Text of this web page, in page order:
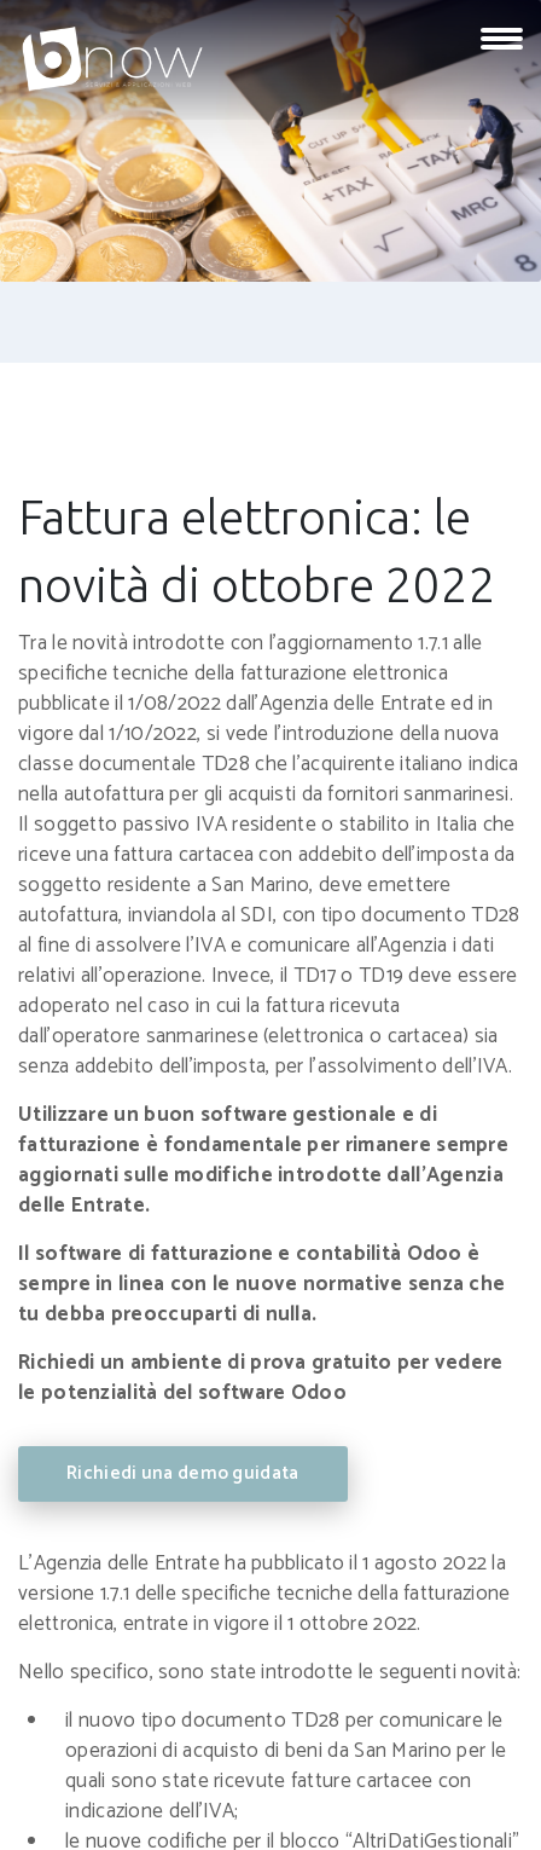
Fattura elettronica: le
novità di ottobre 2022
Tra le novità introdotte con l'aggiornamento 1.7.1 alle
specifiche tecniche della fatturazione elettronica
pubblicate il 1/08/2022 dall'Agenzia delle Entrate ed in
vigore dal 1/10/2022, si vede l'introduzione della nuova
classe documentale TD28 che l'acquirente italiano indica
nella autofattura per gli acquisti da fornitori sanmarinesi.
Il soggetto passivo IVA residente o stabilito in Italia che
riceve una fattura cartacea con addebito dell'imposta da
soggetto residente a San Marino, deve emettere
autofattura, inviandola al SDI, con tipo documento TD28
al fine di assolvere l'IVA e comunicare all'Agenzia i dati
relativi all'operazione. Invece, il TD17 o TD19 deve essere
adoperato nel caso in cui la fattura ricevuta
dall'operatore sanmarinese (elettronica o cartacea) sia
senza addebito dell'imposta, per l'assolvimento dell'IVA.
Utilizzare un buon software gestionale e di
fatturazione è fondamentale per rimanere sempre
aggiornati sulle modifiche introdotte dall'Agenzia
delle Entrate.
Il software di fatturazione e contabilità Odoo è
sempre in linea con le nuove normative senza che
tu debba preoccuparti di nulla.
Richiedi un ambiente di prova gratuito per vedere
le potenzialità del software Odoo
Richiedi una demo guidata
L’Agenzia delle Entrate ha pubblicato il 1 agosto 2022 la
versione 1.7.1 delle specifiche tecniche della fatturazione
elettronica, entrate in vigore il 1 ottobre 2022.
Nello specifico, sono state introdotte le seguenti novità:
il nuovo tipo documento TD28 per comunicare le
operazioni di acquisto di beni da San Marino per le
quali sono state ricevute fatture cartacee con
indicazione dell’IVA;
le nuove codifiche per il blocco “AltriDatiGestionali”